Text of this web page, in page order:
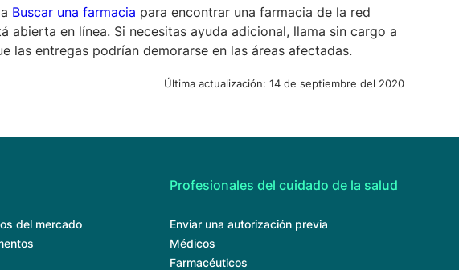
Buscar una farmacia para encontrar una farmacia de la red
abierta en línea. Si necesitas ayuda adicional, llama sin cargo a
las entregas podrían demorarse en las áreas afectadas.
Última actualización: 14 de septiembre del 2020
del mercado
Profesionales del cuidado de la salud
Enviar una autorización previa
Médicos
Farmacéuticos